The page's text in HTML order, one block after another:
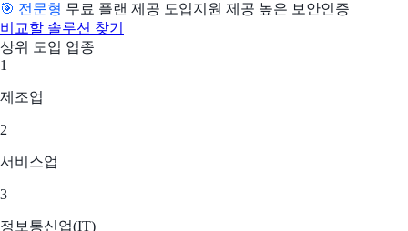
🎯 전문형 무료 플랜 제공 도입지원 제공 높은 보안인증
비교할 솔루션 찾기
상위 도입 업종
1
제조업
2
서비스업
3
정보통신업(IT)